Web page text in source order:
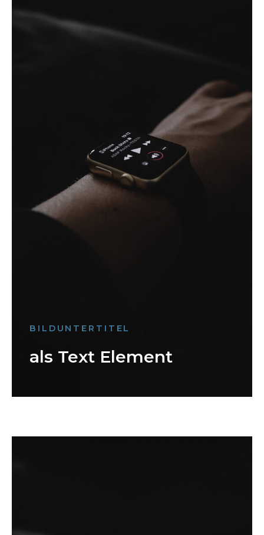
BILDUNTERTITEL
als Text Element